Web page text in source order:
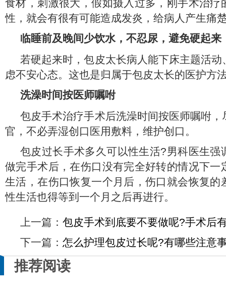
食材，刺激很大，假如摄入过多，刚手术治疗
性，就会有很有可能造成发炎，给病人产生痛
临睡前及晚间少饮水，不忍尿，避免硬起来
若硬起来时，包皮太长病人能下床主题活
虑不安心态。这也是归属于包皮太长的医护方
洗澡时间按医师嘱咐
包皮手术治疗手术后洗澡时间按医师嘱咐
官，不必弄湿创口医用敷料，维护创口。
包皮过长手术多久可以性生活?男科医生强
做完手术后，在伤口没有完全好转的情况下一
生活，在伤口恢复一个月后，伤口就会恢复的
性生活也得等到一个月之后再进行。
上一篇： 包皮手术到底要不要做呢?手术后
下一篇： 怎么护理包皮过长呢?有哪些注意
推荐阅读